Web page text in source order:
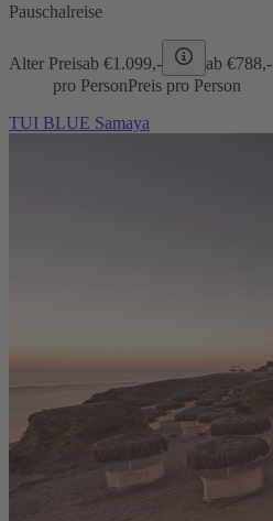
Pauschalreise
Alter Preisab €1.099,- ab €788,-
pro PersonPreis pro Person
TUI BLUE Samaya